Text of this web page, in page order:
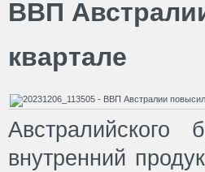
ВВП
квартале
внутренний